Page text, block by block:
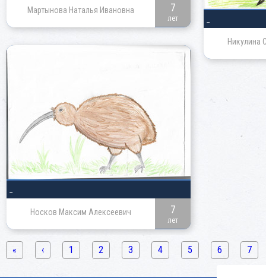
Мартынова Наталья Ивановна 7
лет
Никулина
Носков Максим Алексеевич 7
лет
« ‹ 1 2 3 4 5 6 7